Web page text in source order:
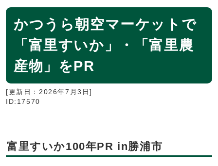
かつうら朝空マーケットで
「富里すいか」・「富里農
産物」をPR
[更新日： 2026年7月3日]
ID:17570
富里すいか100年PR in勝浦市